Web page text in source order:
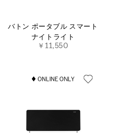
バトン ポータブル スマート
ナイトライト
￥11,550